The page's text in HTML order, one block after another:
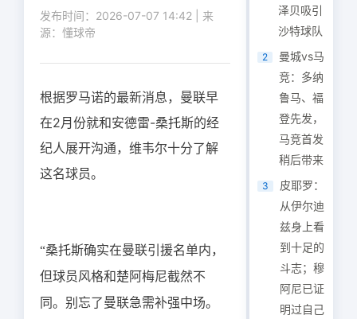
发布时间：2026-07-07 14:42 | 来
源：懂球帝
根据罗马诺的最新消息，曼联早
在2月份就和安德雷-桑托斯的经
纪人展开沟通，维韦尔十分了解
这名球员。
“桑托斯确实在曼联引援名单内，
但球员风格和楚阿梅尼截然不
同。别忘了曼联急需补强中场。
泽贝吸引
沙特球队
2
曼城vs马
竞：多纳
鲁马、福
登先发，
马竞首发
稍后带来
3
皮耶罗：
从伊尔迪
兹身上看
到十足的
斗志；穆
阿尼已证
明过自己